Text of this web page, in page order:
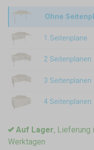
Ohne
1 Seitenplane
2 Seitenplanen
3 Seitenplanen
4 Seitenplanen
Auf Lager, Lieferung
Werktagen